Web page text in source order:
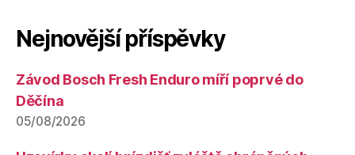
Nejnovější příspěvky
Závod Bosch Fresh Enduro míří poprvé do
Děčína
05/08/2026